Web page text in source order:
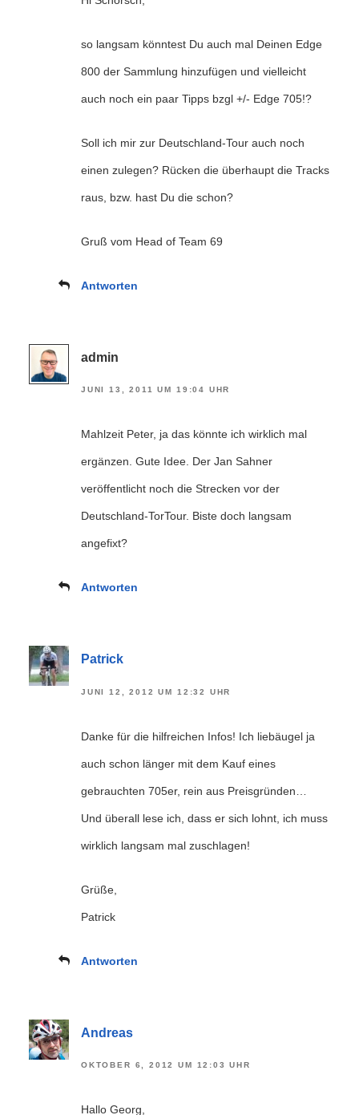
so langsam könntest Du auch mal Deinen Edge
800 der Sammlung hinzufügen und vielleicht
auch noch ein paar Tipps bzgl +/- Edge 705!?
Soll ich mir zur Deutschland-Tour auch noch
einen zulegen? Rücken die überhaupt die Tracks
raus, bzw. hast Du die schon?
Gruß vom Head of Team 69
Antworten
admin
JUNI 13, 2011 UM 19:04 UHR
Mahlzeit Peter, ja das könnte ich wirklich mal
ergänzen. Gute Idee. Der Jan Sahner
veröffentlicht noch die Strecken vor der
Deutschland-TorTour. Biste doch langsam
angefixt?
Antworten
Patrick
JUNI 12, 2012 UM 12:32 UHR
Danke für die hilfreichen Infos! Ich liebäugel ja
auch schon länger mit dem Kauf eines
gebrauchten 705er, rein aus Preisgründen…
Und überall lese ich, dass er sich lohnt, ich muss
wirklich langsam mal zuschlagen!
Grüße,
Patrick
Antworten
Andreas
OKTOBER 6, 2012 UM 12:03 UHR
Hallo Georg,